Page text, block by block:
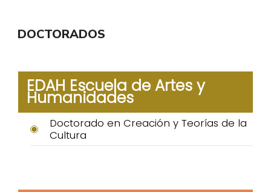
DOCTORADOS
EDAH Escuela de Artes y
Humanidades
Doctorado en Creación y Teorías de la
Cultura